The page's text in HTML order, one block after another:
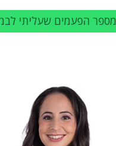
מספר הפעמים שעליתי